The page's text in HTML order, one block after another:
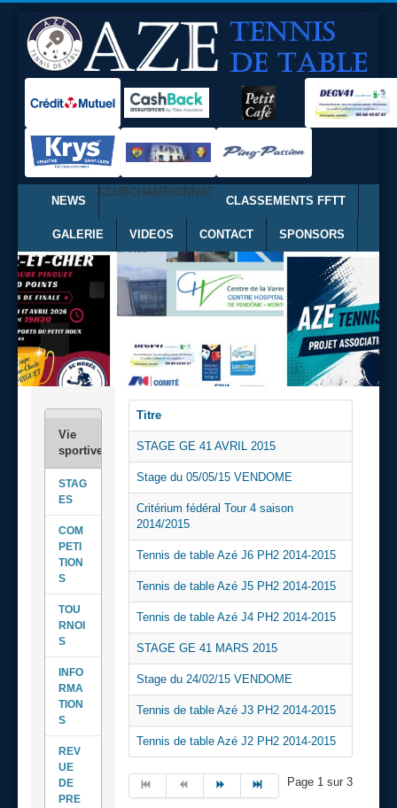
NEWS
CLUBCHAMPIONNAT
CLASSEMENTS FFTT
GALERIE VIDEOS CONTACT SPONSORS
STAG
ES
COM
PETI
TION
S
TOU
RNOI
S
INFO
RMA
TION
S
REV
UE
DE
PRE
Titre
STAGE GE 41 AVRIL 2015
Stage du 05/05/15 VENDOME
Critérium fédéral Tour 4 saison
2014/2015
Tennis de table Azé J6 PH2 2014-2015
Tennis de table Azé J5 PH2 2014-2015
Tennis de table Azé J4 PH2 2014-2015
STAGE GE 41 MARS 2015
Stage du 24/02/15 VENDOME
Tennis de table Azé J3 PH2 2014-2015
Tennis de table Azé J2 PH2 2014-2015
Page 1 sur 3